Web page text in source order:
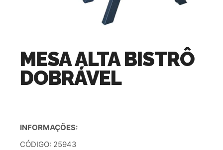
MESA ALTA BISTRÔ
DOBRÁVEL
INFORMAÇÕES:
CÓDIGO: 25943